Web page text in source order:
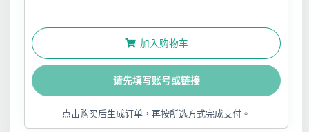
加入购物车
请先填写账号或链接
点击购买后生成订单，再按所选方式完成支付。